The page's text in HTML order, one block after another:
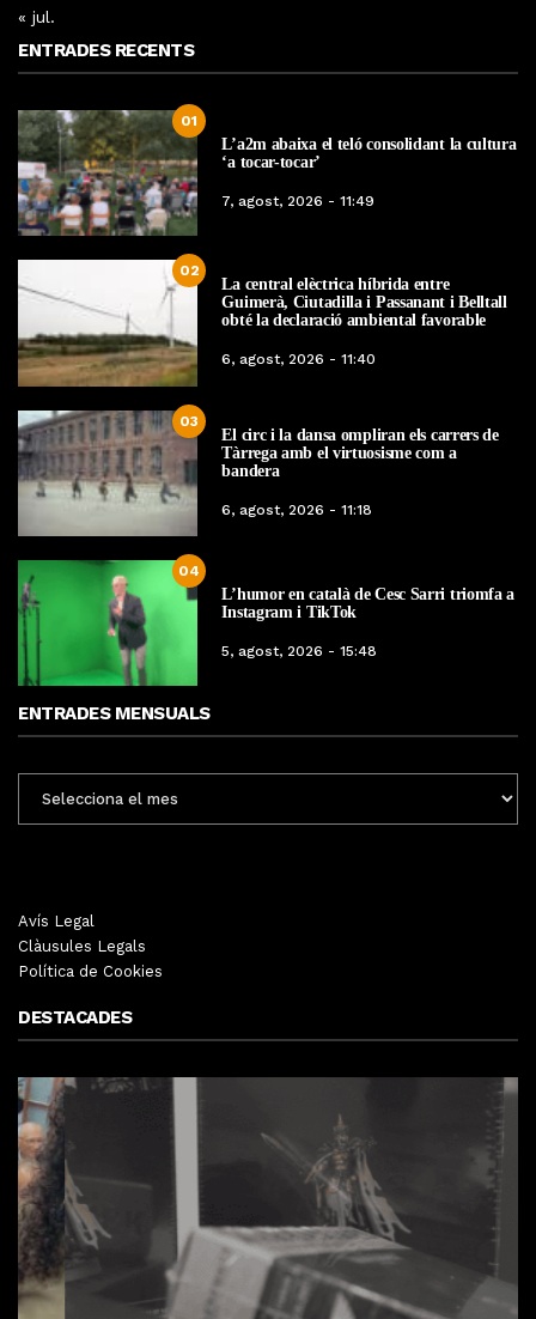
« jul.
ENTRADES RECENTS
01
L’a2m abaixa el teló consolidant la cultura
‘a tocar-tocar’
7, agost, 2026 - 11:49
02
La central elèctrica híbrida entre
Guimerà, Ciutadilla i Passanant i Belltall
obté la declaració ambiental favorable
6, agost, 2026 - 11:40
03
El circ i la dansa ompliran els carrers de
Tàrrega amb el virtuosisme com a
bandera
6, agost, 2026 - 11:18
04
L’humor en català de Cesc Sarri triomfa a
Instagram i TikTok
5, agost, 2026 - 15:48
ENTRADES MENSUALS
MENSUALS
Avís Legal
Clàusules Legals
Política de Cookies
DESTACADES